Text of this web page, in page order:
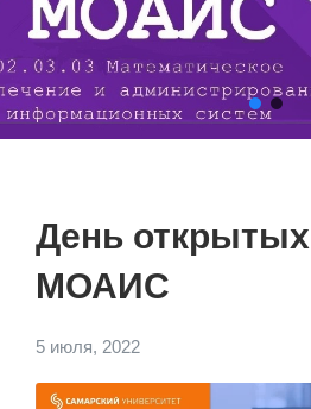
День
МОАИС
5 июля, 2022